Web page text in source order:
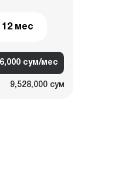
12 мес
сум/мес
9,528,000 сум